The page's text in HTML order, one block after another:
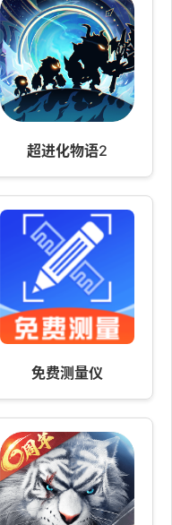
超进化物语2
免费测量仪